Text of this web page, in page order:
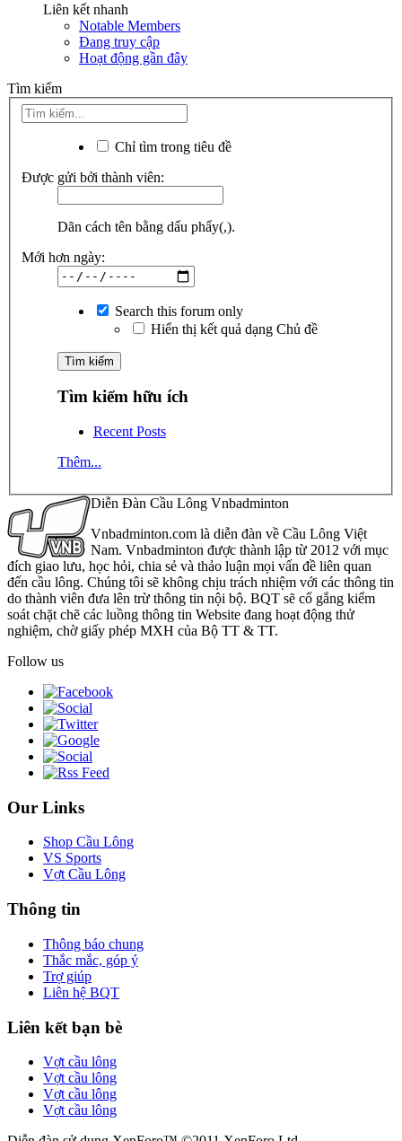
Liên kết nhanh
Notable Members
Đang truy cập
Hoạt động gần đây
Tìm kiếm
Chỉ tìm trong tiêu đề
Được gửi bởi thành viên:
Dãn cách tên bằng dấu phẩy(,).
Mới hơn ngày:
Search this forum only
Hiển thị kết quả dạng Chủ đề
Tìm kiếm hữu ích
Recent Posts
Thêm...
Diễn Đàn Cầu Lông Vnbadminton
Vnbadminton.com là diễn đàn về Cầu Lông Việt
Nam. Vnbadminton được thành lập từ 2012 với mục
đích giao lưu, học hỏi, chia sẻ và thảo luận mọi vấn đề liên quan
đến cầu lông. Chúng tôi sẽ không chịu trách nhiệm với các thông tin
do thành viên đưa lên trừ thông tin nội bộ. BQT sẽ cố gắng kiểm
soát chặt chẽ các luồng thông tin Website đang hoạt động thử
nghiệm, chờ giấy phép MXH của Bộ TT & TT.
Follow us
Our Links
Shop Cầu Lông
VS Sports
Vợt Cầu Lông
Thông tin
Thông báo chung
Thắc mắc, góp ý
Trợ giúp
Liên hệ BQT
Liên kết bạn bè
Vợt cầu lông
Vợt cầu lông
Vợt cầu lông
Vợt cầu lông